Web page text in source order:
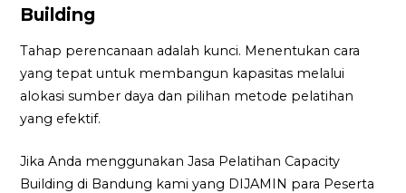
Building
Tahap perencanaan adalah kunci. Menentukan cara
yang tepat untuk membangun kapasitas melalui
alokasi sumber daya dan pilihan metode pelatihan
yang efektif.
Jika Anda menggunakan Jasa Pelatihan Capacity
Building di Bandung kami yang DIJAMIN para Peserta